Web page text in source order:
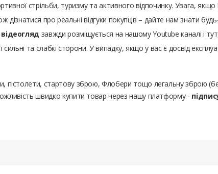
стрільби, туризму та активного відпочинку. Увага,
дізнатися про реальні відгуки покупців – дайте нам знати
відеогляд завжди розміщується на нашому Youtube каналі і
та слабкі сторони. У випадку, якщо у вас є досвід
пістолети, стартову зброю, Флобери тощо легальну зброю
швидко купити товар через нашу платформу -